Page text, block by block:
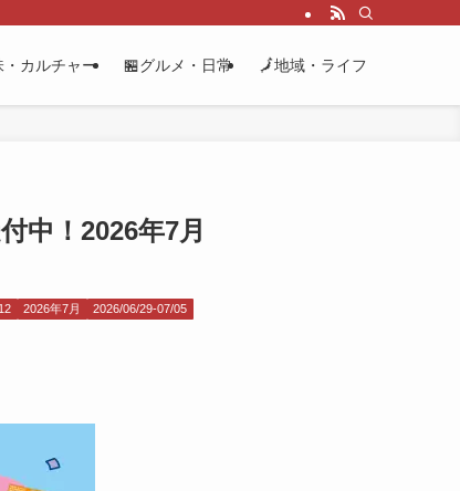
カルチャー 🏪グルメ・日常 🗾地域・ライフ
中！2026年7月
2026年7月 2026/06/29-07/05